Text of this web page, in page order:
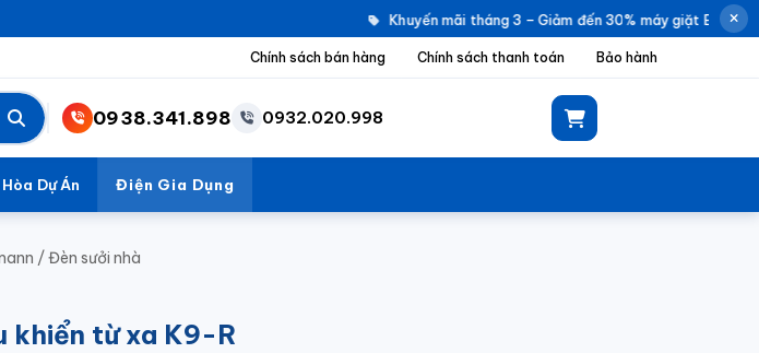
Khuyến mãi tháng 3 – Giảm đến 30% máy giặt
Chính sách bán hàng Chính sách thanh toán Bảo hành
0938.341.898 0932.020.998
Dự Án Điện Gia Dụng
/Đèn sưởi nhà
khiển từ xa K9-R